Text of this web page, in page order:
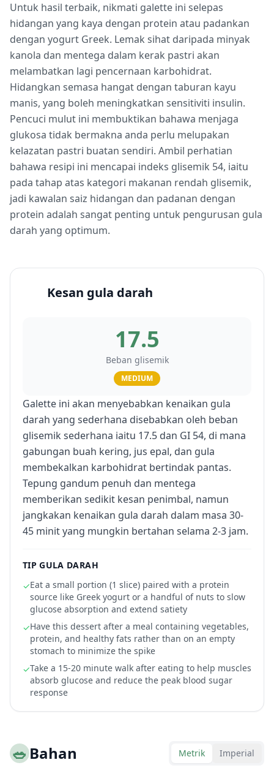
Untuk hasil terbaik, nikmati galette ini selepas
hidangan yang kaya dengan protein atau padankan
dengan yogurt Greek. Lemak sihat daripada minyak
kanola dan mentega dalam kerak pastri akan
melambatkan lagi pencernaan karbohidrat.
Hidangkan semasa hangat dengan taburan kayu
manis, yang boleh meningkatkan sensitiviti insulin.
Pencuci mulut ini membuktikan bahawa menjaga
glukosa tidak bermakna anda perlu melupakan
kelazatan pastri buatan sendiri. Ambil perhatian
bahawa resipi ini mencapai indeks glisemik 54, iaitu
pada tahap atas kategori makanan rendah glisemik,
jadi kawalan saiz hidangan dan padanan dengan
protein adalah sangat penting untuk pengurusan gula
darah yang optimum.
Kesan gula darah
17.5
Beban glisemik
MEDIUM
Galette ini akan menyebabkan kenaikan gula
darah yang sederhana disebabkan oleh beban
glisemik sederhana iaitu 17.5 dan GI 54, di mana
gabungan buah kering, jus epal, dan gula
membekalkan karbohidrat bertindak pantas.
Tepung gandum penuh dan mentega
memberikan sedikit kesan penimbal, namun
jangkakan kenaikan gula darah dalam masa 30-
45 minit yang mungkin bertahan selama 2-3 jam.
TIP GULA DARAH
✓Eat a small portion (1 slice) paired with a protein
source like Greek yogurt or a handful of nuts to slow
glucose absorption and extend satiety
✓Have this dessert after a meal containing vegetables,
protein, and healthy fats rather than on an empty
stomach to minimize the spike
✓Take a 15-20 minute walk after eating to help muscles
absorb glucose and reduce the peak blood sugar
response
🥗Bahan Metrik Imperial